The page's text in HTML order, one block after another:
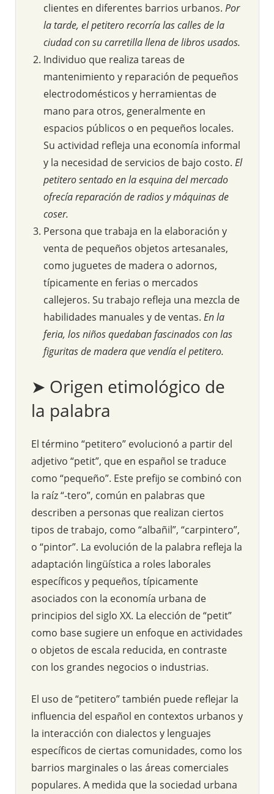
clientes en diferentes barrios urbanos. Por
la tarde, el petitero recorría las calles de la
ciudad con su carretilla llena de libros usados.
Individuo que realiza tareas de
mantenimiento y reparación de pequeños
electrodomésticos y herramientas de
mano para otros, generalmente en
espacios públicos o en pequeños locales.
Su actividad refleja una economía informal
y la necesidad de servicios de bajo costo. El
petitero sentado en la esquina del mercado
ofrecía reparación de radios y máquinas de
coser.
Persona que trabaja en la elaboración y
venta de pequeños objetos artesanales,
como juguetes de madera o adornos,
típicamente en ferias o mercados
callejeros. Su trabajo refleja una mezcla de
habilidades manuales y de ventas. En la
feria, los niños quedaban fascinados con las
figuritas de madera que vendía el petitero.
➤ Origen etimológico de
la palabra
El término “petitero” evolucionó a partir del
adjetivo “petit”, que en español se traduce
como “pequeño”. Este prefijo se combinó con
la raíz “-tero”, común en palabras que
describen a personas que realizan ciertos
tipos de trabajo, como “albañil”, “carpintero”,
o “pintor”. La evolución de la palabra refleja la
adaptación lingüística a roles laborales
específicos y pequeños, típicamente
asociados con la economía urbana de
principios del siglo XX. La elección de “petit”
como base sugiere un enfoque en actividades
o objetos de escala reducida, en contraste
con los grandes negocios o industrias.
El uso de “petitero” también puede reflejar la
influencia del español en contextos urbanos y
la interacción con dialectos y lenguajes
específicos de ciertas comunidades, como los
barrios marginales o las áreas comerciales
populares. A medida que la sociedad urbana